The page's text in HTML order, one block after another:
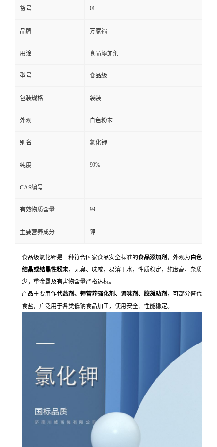
货号 01
品牌 万家福
用途 食品添加剂
型号 食品级
包装规格 袋装
外观 白色粉末
别名 氯化钾
纯度 99%
CAS编号
有效物质含量 99
主要营养成分 钾
食品级氯化钾是一种符合国家食品安全标准的食品添加剂，外观为白色
结晶或结晶性粉末，无臭、味咸，易溶于水，性质稳定，纯度高、杂质
少，重金属及有害物含量严格达标。
产品主要用作代盐剂、钾营养强化剂、调味剂、胶凝助剂，可部分替代
食盐，广泛用于各类低钠食品加工，使用安全、性能稳定。